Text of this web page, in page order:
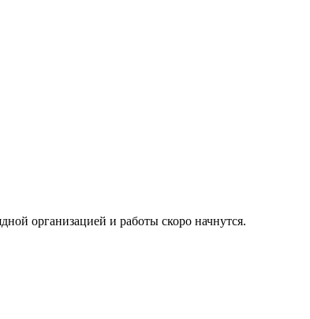
организацией и работы скоро начнутся.